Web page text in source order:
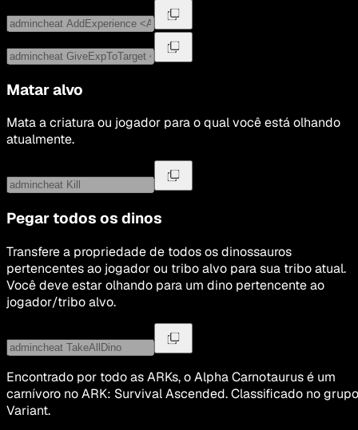
Matar alvo
Mata a criatura ou jogador para o qual você está olhando
atualmente.
Pegar todos os dinos
Transfere a propriedade de todos os dinossauros
pertencentes ao jogador ou tribo alvo para sua tribo atual.
Você deve estar olhando para um dino pertencente ao
jogador/tribo alvo.
Encontrado por todo as ARKs, o Alpha Carnotaurus é um
carnívoro no ARK: Survival Ascended. Classificado no grupo
Variant.